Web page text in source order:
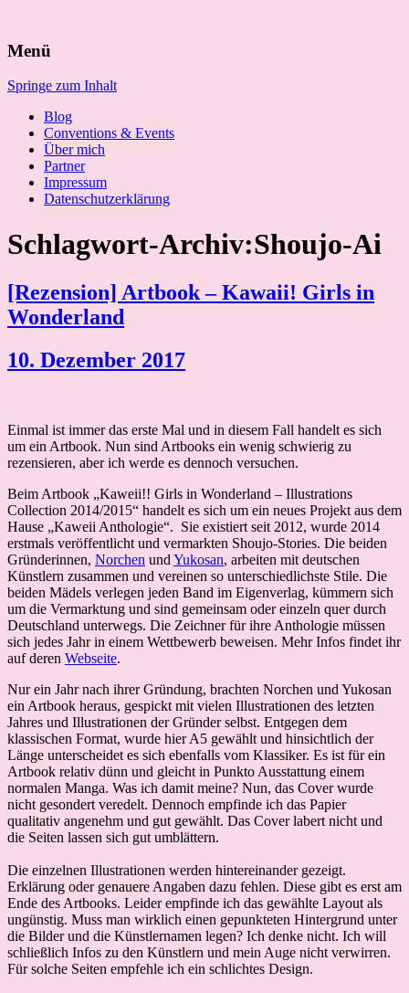
nach:
Menü
Springe zum Inhalt
Blog
Conventions & Events
Über mich
Partner
Impressum
Datenschutzerklärung
Schlagwort-Archiv:Shoujo-Ai
[Rezension] Artbook – Kawaii! Girls in
Wonderland
10. Dezember 2017
Einmal ist immer das erste Mal und in diesem Fall handelt es sich
um ein Artbook. Nun sind Artbooks ein wenig schwierig zu
rezensieren, aber ich werde es dennoch versuchen.
Beim Artbook „Kaweii!! Girls in Wonderland – Illustrations
Collection 2014/2015“ handelt es sich um ein neues Projekt aus dem
Hause „Kaweii Anthologie“. Sie existiert seit 2012, wurde 2014
erstmals veröffentlicht und vermarkten Shoujo-Stories. Die beiden
Gründerinnen, Norchen und Yukosan, arbeiten mit deutschen
Künstlern zusammen und vereinen so unterschiedlichste Stile. Die
beiden Mädels verlegen jeden Band im Eigenverlag, kümmern sich
um die Vermarktung und sind gemeinsam oder einzeln quer durch
Deutschland unterwegs. Die Zeichner für ihre Anthologie müssen
sich jedes Jahr in einem Wettbewerb beweisen. Mehr Infos findet ihr
auf deren Webseite.
Nur ein Jahr nach ihrer Gründung, brachten Norchen und Yukosan
ein Artbook heraus, gespickt mit vielen Illustrationen des letzten
Jahres und Illustrationen der Gründer selbst. Entgegen dem
klassischen Format, wurde hier A5 gewählt und hinsichtlich der
Länge unterscheidet es sich ebenfalls vom Klassiker. Es ist für ein
Artbook relativ dünn und gleicht in Punkto Ausstattung einem
normalen Manga. Was ich damit meine? Nun, das Cover wurde
nicht gesondert veredelt. Dennoch empfinde ich das Papier
qualitativ angenehm und gut gewählt. Das Cover labert nicht und
die Seiten lassen sich gut umblättern.
Die einzelnen Illustrationen werden hintereinander gezeigt.
Erklärung oder genauere Angaben dazu fehlen. Diese gibt es erst am
Ende des Artbooks. Leider empfinde ich das gewählte Layout als
ungünstig. Muss man wirklich einen gepunkteten Hintergrund unter
die Bilder und die Künstlernamen legen? Ich denke nicht. Ich will
schließlich Infos zu den Künstlern und mein Auge nicht verwirren.
Für solche Seiten empfehle ich ein schlichtes Design.